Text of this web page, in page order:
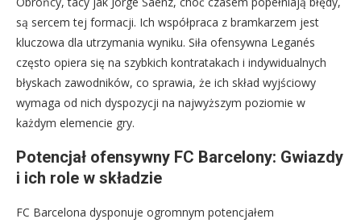
są sercem tej formacji. Ich współpraca z bramkarzem jest
kluczowa dla utrzymania wyniku. Siła ofensywna Leganés
często opiera się na szybkich kontratakach i indywidualnych
błyskach zawodników, co sprawia, że ich skład wyjściowy
wymaga od nich dyspozycji na najwyższym poziomie w
każdym elemencie gry.
Potencjał ofensywny FC Barcelony: Gwiazdy
i ich role w składzie
FC Barcelona dysponuje ogromnym potencjałem